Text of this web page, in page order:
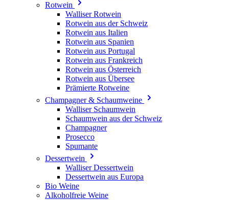
Rotwein
Walliser Rotwein
Rotwein aus der Schweiz
Rotwein aus Italien
Rotwein aus Spanien
Rotwein aus Portugal
Rotwein aus Frankreich
Rotwein aus Österreich
Rotwein aus Übersee
Prämierte Rotweine
Champagner & Schaumweine
Walliser Schaumwein
Schaumwein aus der Schweiz
Champagner
Prosecco
Spumante
Dessertwein
Walliser Dessertwein
Dessertwein aus Europa
Bio Weine
Alkoholfreie Weine